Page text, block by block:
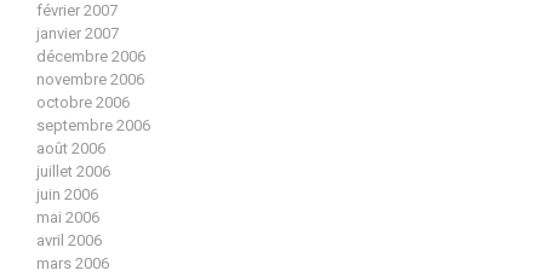
février 2007
janvier 2007
décembre 2006
novembre 2006
octobre 2006
septembre 2006
août 2006
juillet 2006
juin 2006
mai 2006
avril 2006
mars 2006